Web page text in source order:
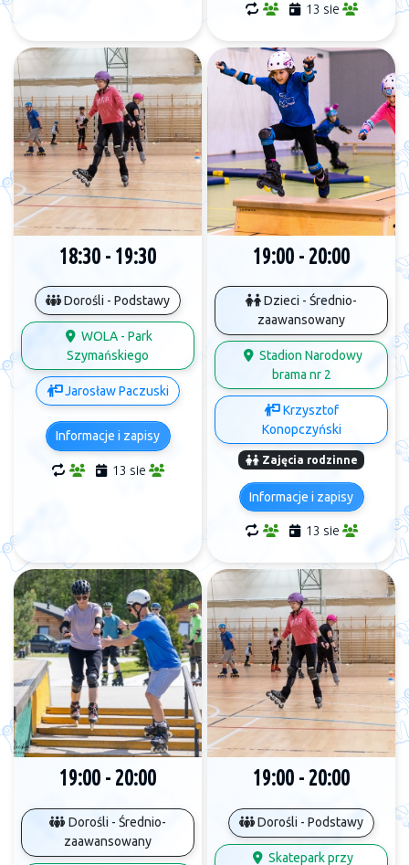
13 sie
18:30 - 19:30
Dorośli - Podstawy
WOLA - Park
Szymańskiego
Jarosław Paczuski
Informacje i zapisy
13 sie
19:00 - 20:00
Dzieci - Średnio-
zaawansowany
Stadion Narodowy
brama nr 2
Krzysztof
Konopczyński
Zajęcia rodzinne
Informacje i zapisy
13 sie
19:00 - 20:00
Dorośli - Średnio-
zaawansowany
19:00 - 20:00
Dorośli - Podstawy
Skatepark przy